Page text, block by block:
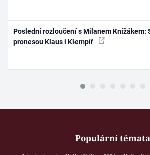
Poslední rozloučení s Milanem Knížákem:
pronesou Klaus i Klempíř
Populární témata